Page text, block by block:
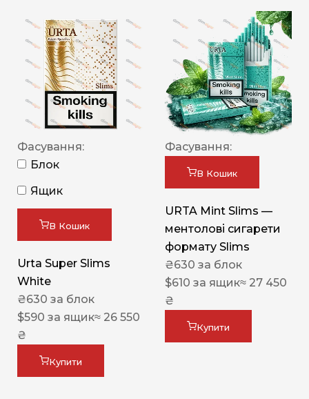
Фасування:
Блок
Ящик
В Кошик
Urta Super Slims
White
₴630 за блок
$590 за ящик≈ 26 550
₴
Купити
Фасування:
В Кошик
URTA Mint Slims —
ментолові сигарети
формату Slims
₴630 за блок
$610 за ящик≈ 27 450
₴
Купити